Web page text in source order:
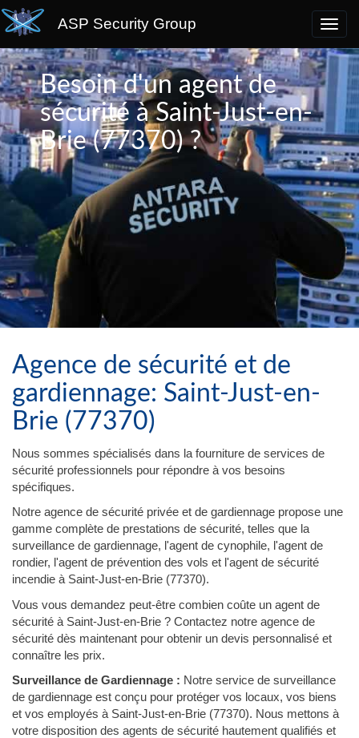
ASP Security Group
Besoin d'un agent de
sécurité à Saint-Just-en-
Brie (77370) ?
Agence de sécurité et de
gardiennage: Saint-Just-en-
Brie (77370)
Nous sommes spécialisés dans la fourniture de services de
sécurité professionnels pour répondre à vos besoins
spécifiques.
Notre agence de sécurité privée et de gardiennage propose une
gamme complète de prestations de sécurité, telles que la
surveillance de gardiennage, l'agent de cynophile, l'agent de
rondier, l'agent de prévention des vols et l'agent de sécurité
incendie à Saint-Just-en-Brie (77370).
Vous vous demandez peut-être combien coûte un agent de
sécurité à Saint-Just-en-Brie ? Contactez notre agence de
sécurité dès maintenant pour obtenir un devis personnalisé et
connaître les prix.
Surveillance de Gardiennage : Notre service de surveillance
de gardiennage est conçu pour protéger vos locaux, vos biens
et vos employés à Saint-Just-en-Brie (77370). Nous mettons à
votre disposition des agents de sécurité hautement qualifiés et